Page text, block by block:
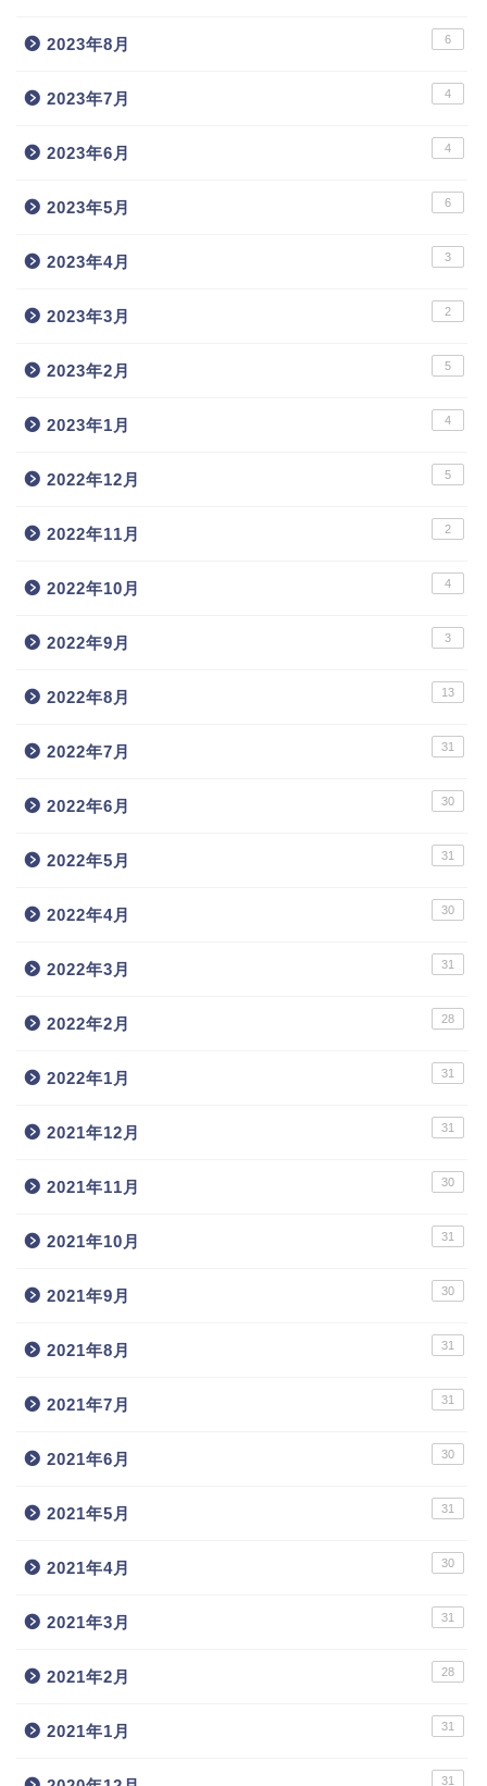
2023年8月 6
2023年7月 4
2023年6月 4
2023年5月 6
2023年4月 3
2023年3月 2
2023年2月 5
2023年1月 4
2022年12月 5
2022年11月 2
2022年10月 4
2022年9月 3
2022年8月 13
2022年7月 31
2022年6月 30
2022年5月 31
2022年4月 30
2022年3月 31
2022年2月 28
2022年1月 31
2021年12月 31
2021年11月 30
2021年10月 31
2021年9月 30
2021年8月 31
2021年7月 31
2021年6月 30
2021年5月 31
2021年4月 30
2021年3月 31
2021年2月 28
2021年1月 31
31